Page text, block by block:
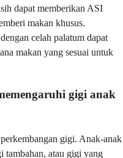
dapat memberikan ASI
makan khusus.
celah palatum dapat
makan yang sesuai untuk
gigi anak
gigi. Anak-anak
atau gigi yang